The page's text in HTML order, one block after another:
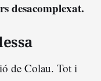
desacomplexat.
de Colau. Tot i